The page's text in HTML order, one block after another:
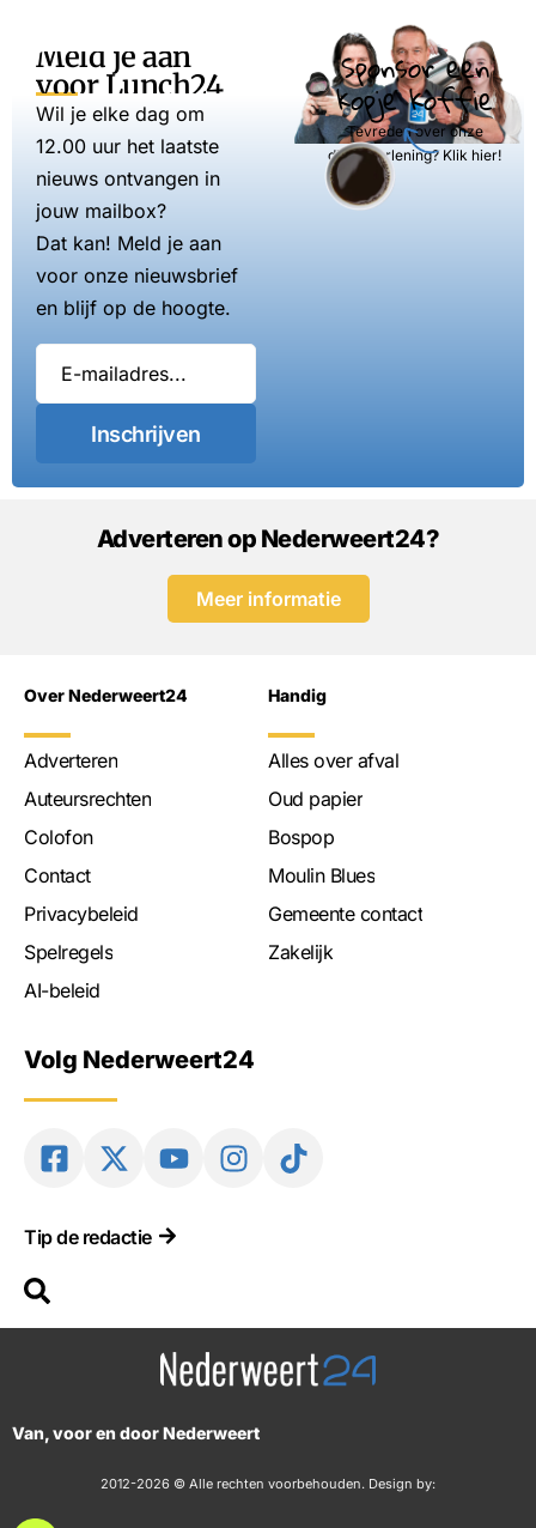
Meld je aan
voor Lunch24
Wil je elke dag om
12.00 uur het laatste
nieuws ontvangen in
jouw mailbox?
Dat kan! Meld je aan
voor onze nieuwsbrief
en blijf op de hoogte.
Inschrijven
Sponsor een
kopje koffie
Tevreden over onze
dienstverlening? Klik hier!
Adverteren op Nederweert24?
Meer informatie
Over Nederweert24
Adverteren
Auteursrechten
Colofon
Contact
Privacybeleid
Spelregels
AI-beleid
Handig
Alles over afval
Oud papier
Bospop
Moulin Blues
Gemeente contact
Zakelijk
Volg Nederweert24
Tip de redactie
Van, voor en door Nederweert
2012-2026 © Alle rechten voorbehouden. Design by: